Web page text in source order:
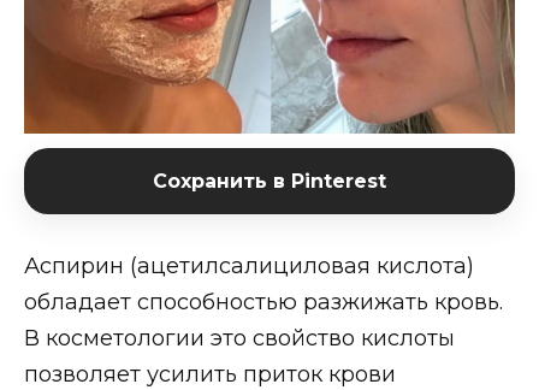
Сохранить в Pinterest
Аспирин (ацетилсалициловая кислота)
обладает способностью разжижать кровь.
В косметологии это свойство кислоты
позволяет усилить приток крови